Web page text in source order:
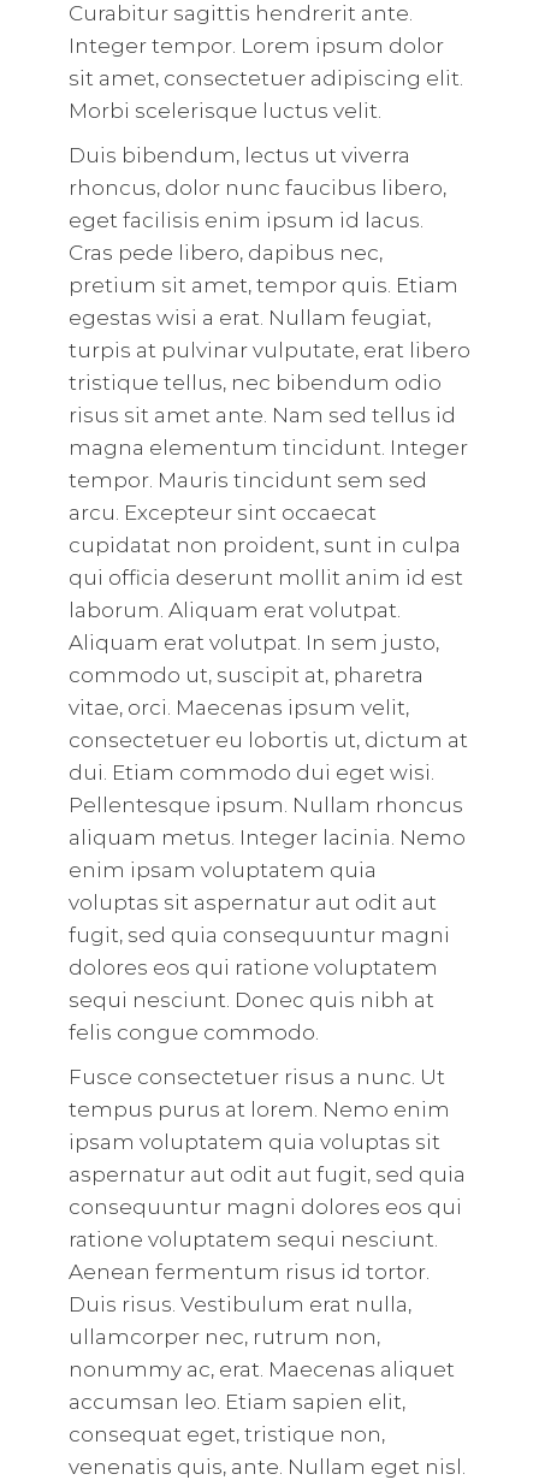
Curabitur sagittis hendrerit ante.
Integer tempor. Lorem ipsum dolor
sit amet, consectetuer adipiscing elit.
Morbi scelerisque luctus velit.
Duis bibendum, lectus ut viverra
rhoncus, dolor nunc faucibus libero,
eget facilisis enim ipsum id lacus.
Cras pede libero, dapibus nec,
pretium sit amet, tempor quis. Etiam
egestas wisi a erat. Nullam feugiat,
turpis at pulvinar vulputate, erat libero
tristique tellus, nec bibendum odio
risus sit amet ante. Nam sed tellus id
magna elementum tincidunt. Integer
tempor. Mauris tincidunt sem sed
arcu. Excepteur sint occaecat
cupidatat non proident, sunt in culpa
qui officia deserunt mollit anim id est
laborum. Aliquam erat volutpat.
Aliquam erat volutpat. In sem justo,
commodo ut, suscipit at, pharetra
vitae, orci. Maecenas ipsum velit,
consectetuer eu lobortis ut, dictum at
dui. Etiam commodo dui eget wisi.
Pellentesque ipsum. Nullam rhoncus
aliquam metus. Integer lacinia. Nemo
enim ipsam voluptatem quia
voluptas sit aspernatur aut odit aut
fugit, sed quia consequuntur magni
dolores eos qui ratione voluptatem
sequi nesciunt. Donec quis nibh at
felis congue commodo.
Fusce consectetuer risus a nunc. Ut
tempus purus at lorem. Nemo enim
ipsam voluptatem quia voluptas sit
aspernatur aut odit aut fugit, sed quia
consequuntur magni dolores eos qui
ratione voluptatem sequi nesciunt.
Aenean fermentum risus id tortor.
Duis risus. Vestibulum erat nulla,
ullamcorper nec, rutrum non,
nonummy ac, erat. Maecenas aliquet
accumsan leo. Etiam sapien elit,
consequat eget, tristique non,
venenatis quis, ante. Nullam eget nisl.